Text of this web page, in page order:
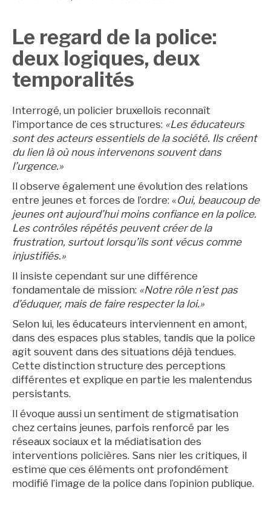
Le regard de la police:
deux logiques, deux
temporalités
Interrogé, un policier bruxellois reconnaît
l’importance de ces structures: «Les éducateurs
sont des acteurs essentiels de la société. Ils créent
du lien là où nous intervenons souvent dans
l’urgence.»
Il observe également une évolution des relations
entre jeunes et forces de l’ordre: «Oui, beaucoup de
jeunes ont aujourd’hui moins confiance en la police.
Les contrôles répétés peuvent créer de la
frustration, surtout lorsqu’ils sont vécus comme
injustifiés.»
Il insiste cependant sur une différence
fondamentale de mission: «Notre rôle n’est pas
d’éduquer, mais de faire respecter la loi.»
Selon lui, les éducateurs interviennent en amont,
dans des espaces plus stables, tandis que la police
agit souvent dans des situations déjà tendues.
Cette distinction structure des perceptions
différentes et explique en partie les malentendus
persistants.
Il évoque aussi un sentiment de stigmatisation
chez certains jeunes, parfois renforcé par les
réseaux sociaux et la médiatisation des
interventions policières. Sans nier les critiques, il
estime que ces éléments ont profondément
modifié l’image de la police dans l’opinion publique.
BruXitizen